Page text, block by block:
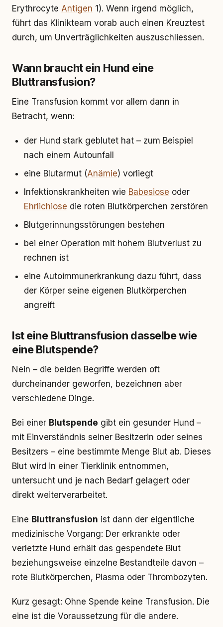
Erythrocyte Antigen 1). Wenn irgend möglich,
führt das Klinikteam vorab auch einen Kreuztest
durch, um Unverträglichkeiten auszuschliessen.
Wann braucht ein Hund eine
Bluttransfusion?
Eine Transfusion kommt vor allem dann in
Betracht, wenn:
der Hund stark geblutet hat – zum Beispiel
nach einem Autounfall
eine Blutarmut (Anämie) vorliegt
Infektionskrankheiten wie Babesiose oder
Ehrlichiose die roten Blutkörperchen zerstören
Blutgerinnungsstörungen bestehen
bei einer Operation mit hohem Blutverlust zu
rechnen ist
eine Autoimmunerkrankung dazu führt, dass
der Körper seine eigenen Blutkörperchen
angreift
Ist eine Bluttransfusion dasselbe wie
eine Blutspende?
Nein – die beiden Begriffe werden oft
durcheinander geworfen, bezeichnen aber
verschiedene Dinge.
Bei einer Blutspende gibt ein gesunder Hund –
mit Einverständnis seiner Besitzerin oder seines
Besitzers – eine bestimmte Menge Blut ab. Dieses
Blut wird in einer Tierklinik entnommen,
untersucht und je nach Bedarf gelagert oder
direkt weiterverarbeitet.
Eine Bluttransfusion ist dann der eigentliche
medizinische Vorgang: Der erkrankte oder
verletzte Hund erhält das gespendete Blut
beziehungsweise einzelne Bestandteile davon –
rote Blutkörperchen, Plasma oder Thrombozyten.
Kurz gesagt: Ohne Spende keine Transfusion. Die
eine ist die Voraussetzung für die andere.